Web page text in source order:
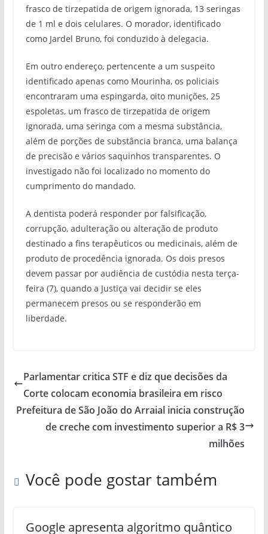
frasco de tirzepatida de origem ignorada, 13 seringas
de 1 ml e dois celulares. O morador, identificado
como Jardel Bruno, foi conduzido à delegacia.
Em outro endereço, pertencente a um suspeito
identificado apenas como Mourinha, os policiais
encontraram uma espingarda, oito munições, 25
espoletas, um frasco de tirzepatida de origem
ignorada, uma seringa com a mesma substância,
além de porções de substância branca, uma balança
de precisão e vários saquinhos transparentes. O
investigado não foi localizado no momento do
cumprimento do mandado.
A dentista poderá responder por falsificação,
corrupção, adulteração ou alteração de produto
destinado a fins terapêuticos ou medicinais, além de
produto de procedência ignorada. Os dois presos
devem passar por audiência de custódia nesta terça-
feira (7), quando a Justiça vai decidir se eles
permanecem presos ou se responderão em
liberdade.
Parlamentar critica STF e diz que decisões da
Corte colocam economia brasileira em risco
Prefeitura de São João do Arraial inicia construção
de creche com investimento superior a R$ 3
milhões
Você pode gostar também
Google apresenta algoritmo quântico